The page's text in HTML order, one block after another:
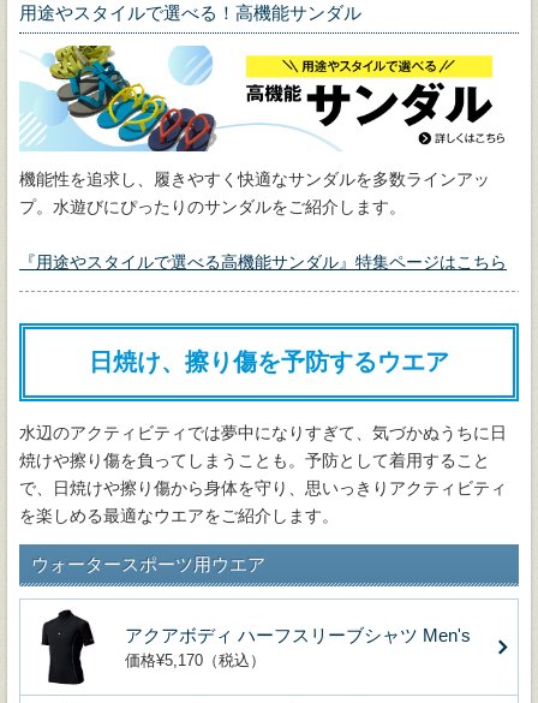
用途やスタイルで選べる！高機能サンダル
機能性を追求し、履きやすく快適なサンダルを多数ラインアッ
プ。水遊びにぴったりのサンダルをご紹介します。
『用途やスタイルで選べる高機能サンダル』特集ページはこちら
日焼け、擦り傷を予防するウエア
水辺のアクティビティでは夢中になりすぎて、気づかぬうちに日
焼けや擦り傷を負ってしまうことも。予防として着用すること
で、日焼けや擦り傷から身体を守り、思いっきりアクティビティ
を楽しめる最適なウエアをご紹介します。
ウォータースポーツ用ウエア
アクアボディ ハーフスリーブシャツ Men's
価格¥5,170（税込）